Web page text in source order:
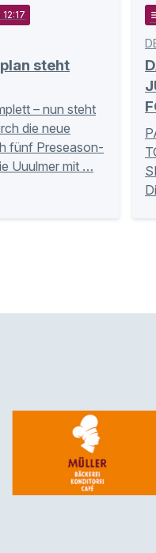
steht
– nun steht
die neue
fünf Preseason-
Uuulmer mit …